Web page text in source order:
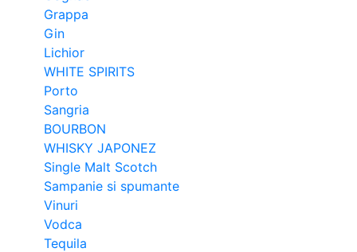
Grappa
Gin
Lichior
WHITE SPIRITS
Porto
Sangria
BOURBON
WHISKY JAPONEZ
Single Malt Scotch
Sampanie si spumante
Vinuri
Vodca
Tequila